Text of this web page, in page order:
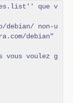
que v
debian/ non-u
debian"
vous voulez g